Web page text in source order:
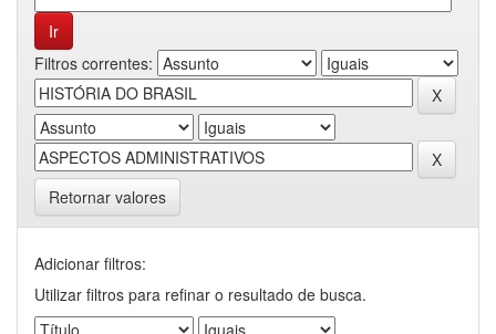
Filtros correntes:
Retornar valores
Adicionar filtros:
Utilizar filtros para refinar o resultado de busca.